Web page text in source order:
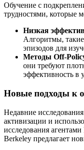
Обучение с
трудностями, которые
Низкая
Алгоритмы,
эпизодов для
Методы Off-
они требуют
эффективность в
Новые подходы к
Недавние
активизации и
исследования
Berkeley предлагает